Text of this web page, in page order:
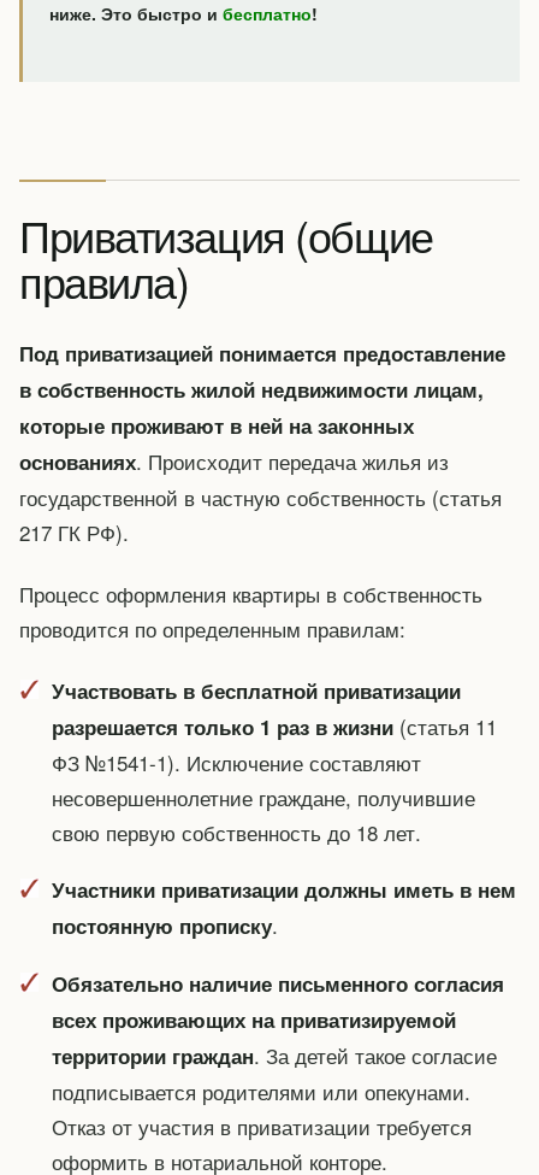
ниже. Это быстро и бесплатно!
Приватизация (общие
правила)
Под приватизацией понимается предоставление
в собственность жилой недвижимости лицам,
которые проживают в ней на законных
основаниях. Происходит передача жилья из
государственной в частную собственность (статья
217 ГК РФ).
Процесс оформления квартиры в собственность
проводится по определенным правилам:
Участвовать в бесплатной приватизации
разрешается только 1 раз в жизни(статья 11
ФЗ №1541-1). Исключение составляют
несовершеннолетние граждане, получившие
свою первую собственность до 18 лет.
Участники приватизации должны иметь в нем
постоянную прописку.
Обязательно наличие письменного согласия
всех проживающих на приватизируемой
территории граждан. За детей такое согласие
подписывается родителями или опекунами.
Отказ от участия в приватизации требуется
оформить в нотариальной конторе.